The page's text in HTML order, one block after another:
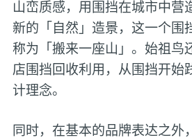
山峦质感，用围挡在城市中营
新的「自然」造景，这一个围
称为「搬来一座山」。始祖鸟
店围挡回收利用，从围挡开始
计理念。
同时，在基本的品牌表达之外